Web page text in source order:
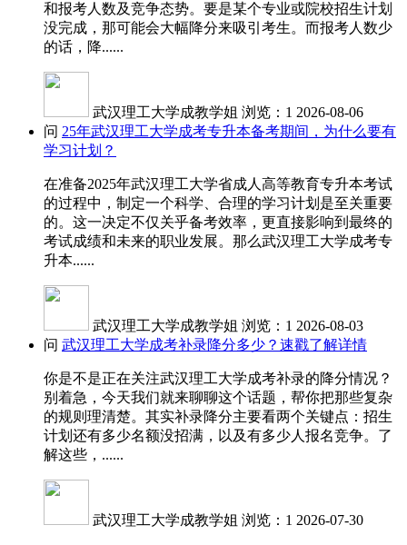
和报考人数及竞争态势。要是某个专业或院校招生计划
没完成，那可能会大幅降分来吸引考生。而报考人数少
的话，降......
武汉理工大学成教学姐 浏览：1 2026-08-06
问 25年武汉理工大学成考专升本备考期间，为什么要有
学习计划？
在准备2025年武汉理工大学省成人高等教育专升本考试
的过程中，制定一个科学、合理的学习计划是至关重要
的。这一决定不仅关乎备考效率，更直接影响到最终的
考试成绩和未来的职业发展。那么武汉理工大学成考专
升本......
武汉理工大学成教学姐 浏览：1 2026-08-03
问 武汉理工大学成考补录降分多少？速戳了解详情
你是不是正在关注武汉理工大学成考补录的降分情况？
别着急，今天我们就来聊聊这个话题，帮你把那些复杂
的规则理清楚。其实补录降分主要看两个关键点：招生
计划还有多少名额没招满，以及有多少人报名竞争。了
解这些，......
武汉理工大学成教学姐 浏览：1 2026-07-30